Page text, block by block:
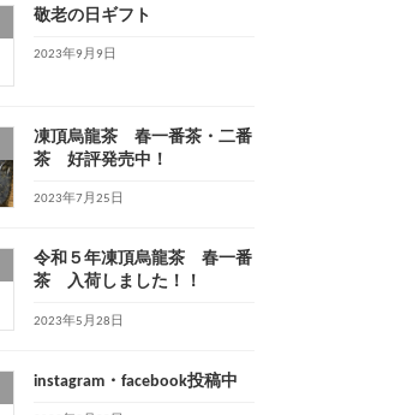
敬老の日ギフト
2023年9月9日
凍頂烏龍茶 春一番茶・二番
茶 好評発売中！
2023年7月25日
令和５年凍頂烏龍茶 春一番
茶 入荷しました！！
2023年5月28日
instagram・facebook投稿中